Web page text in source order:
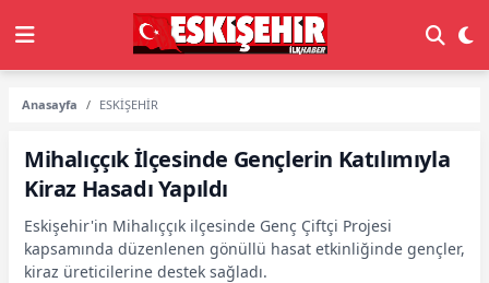
Anasayfa ESKİŞEHİR
Mihalıççık İlçesinde Gençlerin Katılımıyla
Kiraz Hasadı Yapıldı
Eskişehir'in Mihalıççık ilçesinde Genç Çiftçi Projesi
kapsamında düzenlenen gönüllü hasat etkinliğinde gençler,
kiraz üreticilerine destek sağladı.